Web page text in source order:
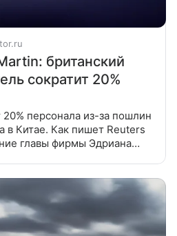
британский
сократит 20%
персонала из-за пошлин
в Китае. Как пишет Reuters
главы фирмы Эдриана